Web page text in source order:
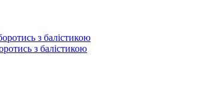
з балістикою